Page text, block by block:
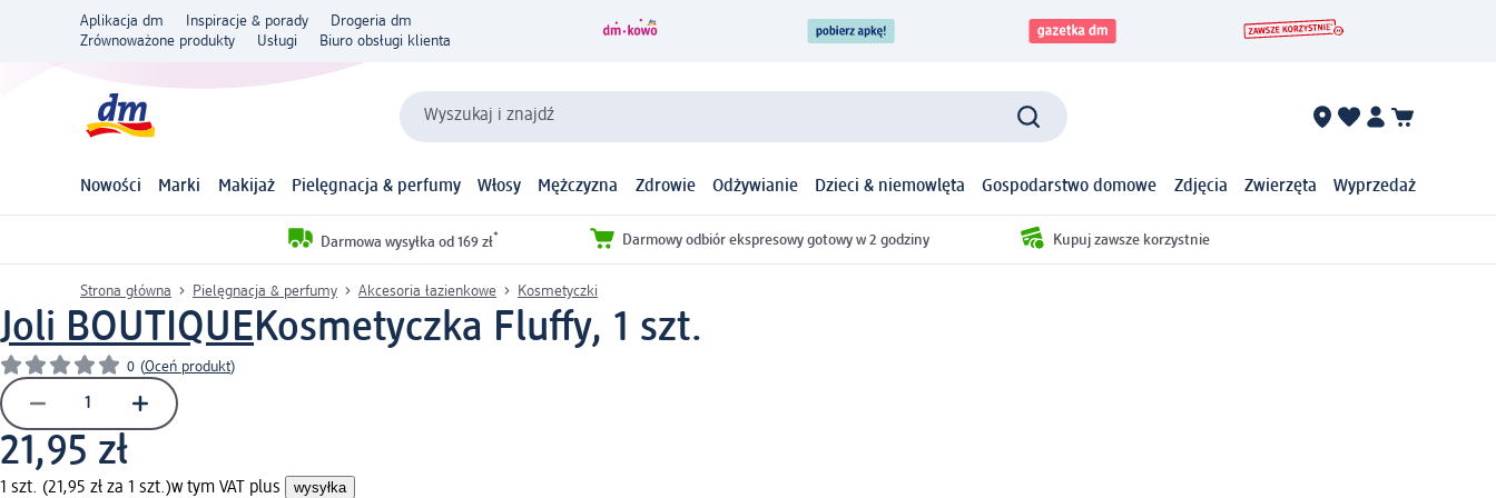
Aplikacja dm Inspiracje & porady
Drogeria dm
Zrównoważone produkty
Usługi Biuro obsługi klienta
Wyszukaj i znajdź
Nowości Marki Makijaż Pielęgnacja & perfumy Włosy Mężczyzna Zdrowie Odżywianie Dzieci & niemowlęta Gospodarstwo domowe Zdjęcia Zwierzęta Wyprzedaż
Darmowa wysyłka od 169 zł* Darmowy odbiór ekspresowy gotowy w 2 godziny Kupuj zawsze korzystnie
Strona główna Pielęgnacja & perfumy Akcesoria łazienkowe Kosmetyczki
Joli BOUTIQUEKosmetyczka Fluffy, 1 szt.
0 (Oceń produkt)
21,95 zł
1 szt. (21,95 zł za 1 szt.)w tym VAT plus wysyłka